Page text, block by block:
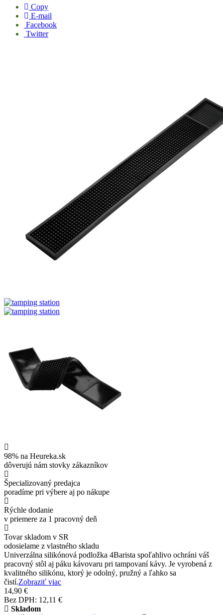
Copy
E-mail
Facebook
Twitter
98% na Heureka.sk
dôverujú nám stovky zákazníkov
Špecializovaný predajca
poradíme pri výbere aj po nákupe
Rýchle dodanie
v priemere za 1 pracovný deň
Tovar skladom v SR
odosielame z vlastného skladu
Univerzálna silikónová podložka 4Barista spoľahlivo ochráni váš
pracovný stôl aj páku kávovaru pri tampovaní kávy. Je vyrobená z
kvalitného silikónu, ktorý je odolný, pružný a ľahko sa
čistí.Zobraziť viac
14,90 €
Bez DPH: 12,11 €
Skladom